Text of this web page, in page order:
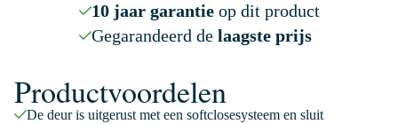
10 jaar garantieop dit product
Gegarandeerd de laagste prijs
Productvoordelen
De deur is uitgerust met een softclosesysteem en sluit